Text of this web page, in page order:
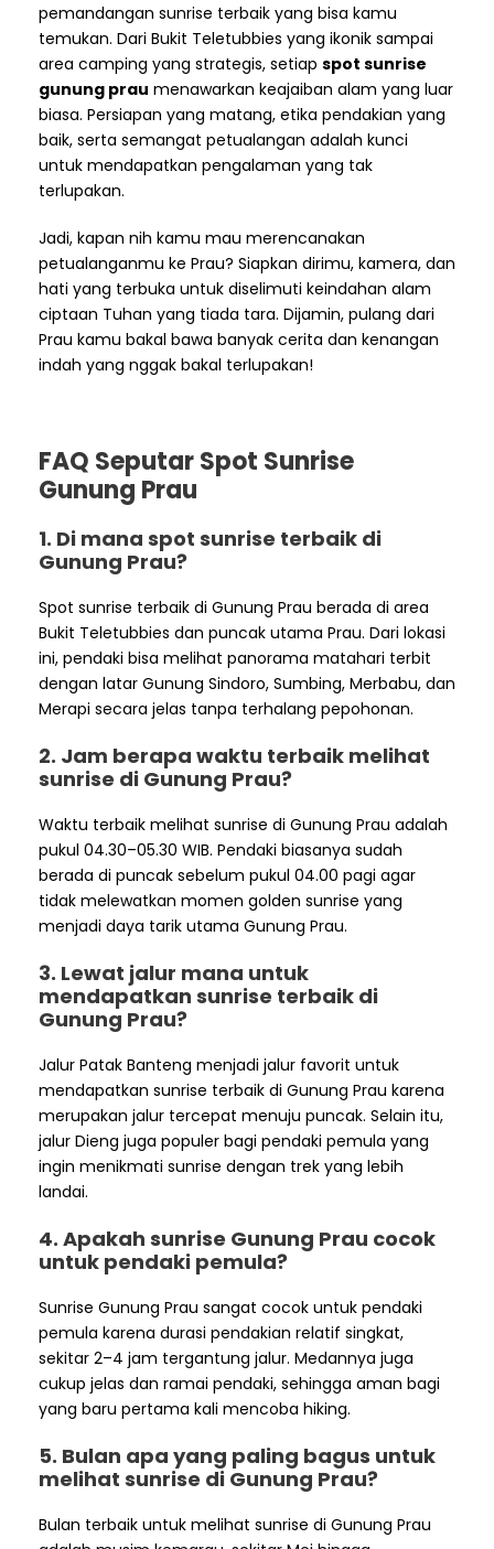
pemandangan sunrise terbaik yang bisa kamu
temukan. Dari Bukit Teletubbies yang ikonik sampai
area camping yang strategis, setiap spot sunrise
gunung prau menawarkan keajaiban alam yang luar
biasa. Persiapan yang matang, etika pendakian yang
baik, serta semangat petualangan adalah kunci
untuk mendapatkan pengalaman yang tak
terlupakan.
Jadi, kapan nih kamu mau merencanakan
petualanganmu ke Prau? Siapkan dirimu, kamera, dan
hati yang terbuka untuk diselimuti keindahan alam
ciptaan Tuhan yang tiada tara. Dijamin, pulang dari
Prau kamu bakal bawa banyak cerita dan kenangan
indah yang nggak bakal terlupakan!
FAQ Seputar Spot Sunrise
Gunung Prau
1. Di mana spot sunrise terbaik di
Gunung Prau?
Spot sunrise terbaik di Gunung Prau berada di area
Bukit Teletubbies dan puncak utama Prau. Dari lokasi
ini, pendaki bisa melihat panorama matahari terbit
dengan latar Gunung Sindoro, Sumbing, Merbabu, dan
Merapi secara jelas tanpa terhalang pepohonan.
2. Jam berapa waktu terbaik melihat
sunrise di Gunung Prau?
Waktu terbaik melihat sunrise di Gunung Prau adalah
pukul 04.30–05.30 WIB. Pendaki biasanya sudah
berada di puncak sebelum pukul 04.00 pagi agar
tidak melewatkan momen golden sunrise yang
menjadi daya tarik utama Gunung Prau.
3. Lewat jalur mana untuk
mendapatkan sunrise terbaik di
Gunung Prau?
Jalur Patak Banteng menjadi jalur favorit untuk
mendapatkan sunrise terbaik di Gunung Prau karena
merupakan jalur tercepat menuju puncak. Selain itu,
jalur Dieng juga populer bagi pendaki pemula yang
ingin menikmati sunrise dengan trek yang lebih
landai.
4. Apakah sunrise Gunung Prau cocok
untuk pendaki pemula?
Sunrise Gunung Prau sangat cocok untuk pendaki
pemula karena durasi pendakian relatif singkat,
sekitar 2–4 jam tergantung jalur. Medannya juga
cukup jelas dan ramai pendaki, sehingga aman bagi
yang baru pertama kali mencoba hiking.
5. Bulan apa yang paling bagus untuk
melihat sunrise di Gunung Prau?
Bulan terbaik untuk melihat sunrise di Gunung Prau